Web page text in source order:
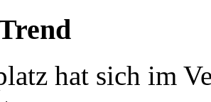
hat sich im